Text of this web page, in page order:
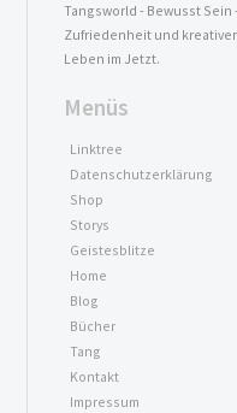
Tangsworld - Bewusst Sein
Zufriedenheit und
Leben im Jetzt.
Menüs
Linktree
Datenschutzerklärung
Shop
Storys
Geistesblitze
Home
Blog
Bücher
Tang
Kontakt
Impressum